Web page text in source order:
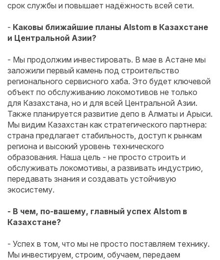
срок службы и повышает надёжность всей сети.
- Каковы ближайшие планы Alstom в Казахстане
и Центральной Азии?
- Мы продолжим инвестировать. В мае в Астане мы
заложили первый камень под строительство
регионального сервисного хаба. Это будет ключевой
объект по обслуживанию локомотивов не только
для Казахстана, но и для всей Центральной Азии.
Также планируется развитие депо в Алматы и Арыси.
Мы видим Казахстан как стратегического партнера:
страна предлагает стабильность, доступ к рынкам
региона и высокий уровень технического
образования. Наша цель - не просто строить и
обслуживать локомотивы, а развивать индустрию,
передавать знания и создавать устойчивую
экосистему.
- В чем, по-вашему, главный успех Alstom в
Казахстане?
- Успех в том, что мы не просто поставляем технику.
Мы инвестируем, строим, обучаем, передаем